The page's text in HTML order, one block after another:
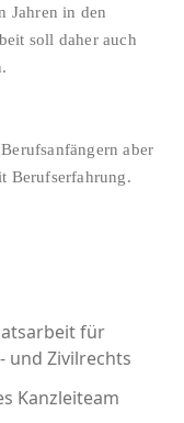
Jahren in den
soll daher auch
aber
Berufserfahrung.
für
und Zivilrechts
Kanzleiteam